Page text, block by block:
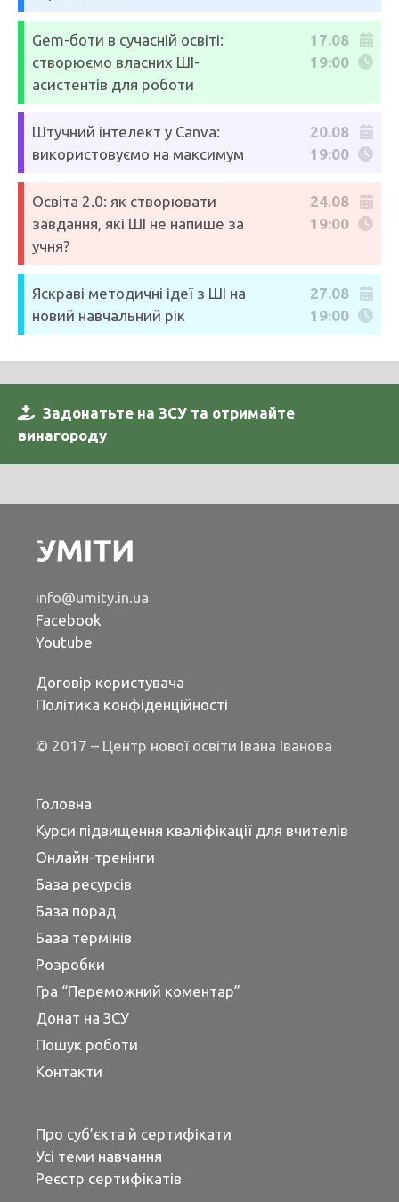
Gem-боти в сучасній освіті:
створюємо власних ШІ-
асистентів для роботи
17.08
19:00
Штучний інтелект у Canva:
використовуємо на максимум
20.08
19:00
Освіта 2.0: як створювати
завдання, які ШІ не напише за
учня?
24.08
19:00
Яскраві методичні ідеї з ШІ на
новий навчальний рік
27.08
19:00
Задонатьте на ЗСУ та отримайте
винагороду
info@umity.in.ua
Facebook
Youtube
Договір користувача
Політика конфіденційності
© 2017 – Центр нової освіти Івана Іванова
Головна
Курси підвищення кваліфікації для вчителів
Онлайн-тренінги
База ресурсів
База порад
База термінів
Розробки
Гра “Переможний коментар”
Донат на ЗСУ
Пошук роботи
Контакти
Про суб’єкта й сертифікати
Усі теми навчання
Реєстр сертифікатів